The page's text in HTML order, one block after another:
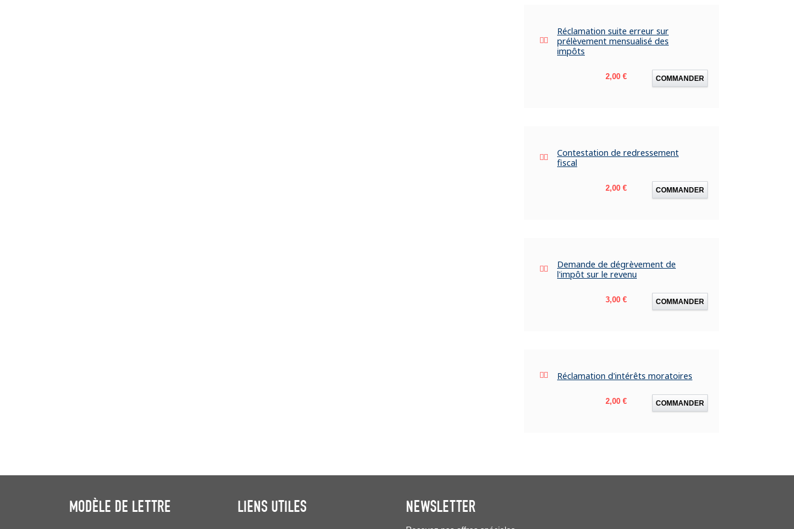
Réclamation suite erreur sur
prélèvement mensualisé des
impôts
Prix
2,00 € COMMANDER
Contestation de redressement
fiscal
Prix
2,00 € COMMANDER
Demande de dégrèvement de
l'impôt sur le revenu
Prix
3,00 € COMMANDER
Réclamation d'intérêts moratoires
Prix
2,00 € COMMANDER
MODÈLE DE LETTRE LIENS UTILES NEWSLETTER